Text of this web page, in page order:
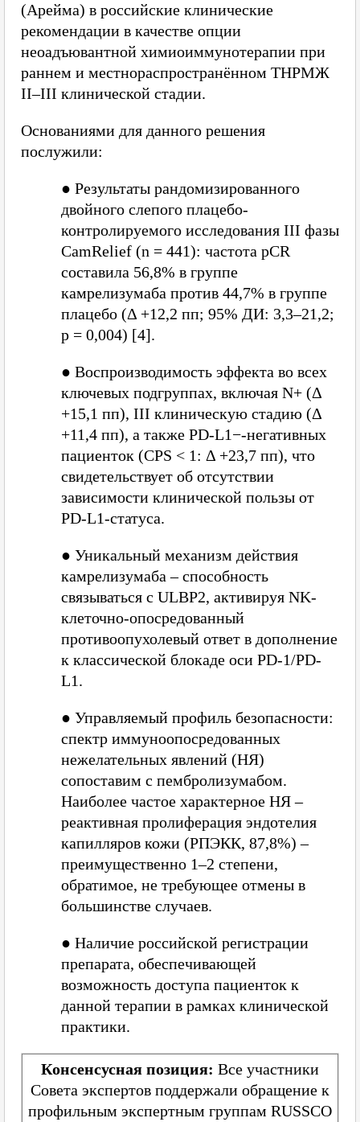
(Арейма) в российские клинические
рекомендации в качестве опции
неоадъювантной химиоиммунотерапии при
раннем и местнораспространённом ТНРМЖ
II–III клинической стадии.
Основаниями для данного решения
послужили:
● Результаты рандомизированного
двойного слепого плацебо-
контролируемого исследования III фазы
CamRelief (n = 441): частота pCR
составила 56,8% в группе
камрелизумаба против 44,7% в группе
плацебо (Δ +12,2 пп; 95% ДИ: 3,3–21,2;
p = 0,004) [4].
● Воспроизводимость эффекта во всех
ключевых подгруппах, включая N+ (Δ
+15,1 пп), III клиническую стадию (Δ
+11,4 пп), а также PD-L1−-негативных
пациенток (CPS < 1: Δ +23,7 пп), что
свидетельствует об отсутствии
зависимости клинической пользы от
PD-L1-статуса.
● Уникальный механизм действия
камрелизумаба – способность
связываться с ULBP2, активируя NK-
клеточно-опосредованный
противоопухолевый ответ в дополнение
к классической блокаде оси PD-1/PD-
L1.
● Управляемый профиль безопасности:
спектр иммуноопосредованных
нежелательных явлений (НЯ)
сопоставим с пембролизумабом.
Наиболее частое характерное НЯ –
реактивная пролиферация эндотелия
капилляров кожи (РПЭКК, 87,8%) –
преимущественно 1–2 степени,
обратимое, не требующее отмены в
большинстве случаев.
● Наличие российской регистрации
препарата, обеспечивающей
возможность доступа пациенток к
данной терапии в рамках клинической
практики.
Консенсусная позиция: Все участники
Совета экспертов поддержали обращение к
профильным экспертным группам RUSSCO